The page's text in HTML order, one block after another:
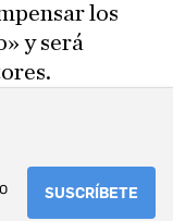
los
y será
SUSCRÍBETE